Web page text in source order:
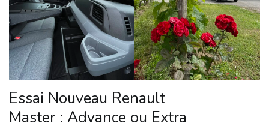
Essai Nouveau Renault
Master : Advance ou Extra